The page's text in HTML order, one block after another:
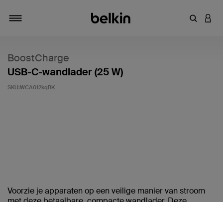
BoostCharge
USB-C-wandlader (25 W)
SKU:WCA012kqBK
Voorzie je apparaten op een veilige manier van stroom